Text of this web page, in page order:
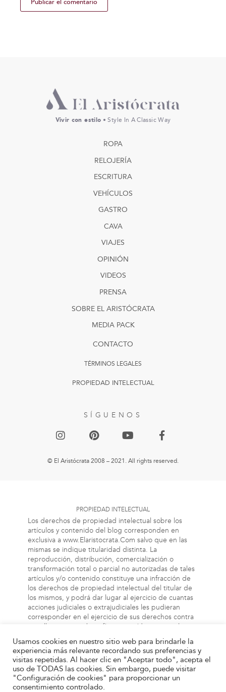
Vivir con estilo • Style In A Classic Way
ROPA
RELOJERÍA
ESCRITURA
VEHÍCULOS
GASTRO
CAVA
VIAJES
OPINIÓN
VIDEOS
PRENSA
SOBRE EL ARISTÓCRATA
MEDIA PACK
SÍGUENOS
© El Aristócrata 2008 – 2021. All rights reserved.
PROPIEDAD INTELECTUAL
TÉRMINOS LEGALES
CONTACTO
PROPIEDAD INTELECTUAL
Los derechos de propiedad intelectual sobre los
artículos y contenido del blog corresponden en
exclusiva a www.Elaristocrata.Com salvo que en las
mismas se indique titularidad distinta. La
reproducción, distribución, comercialización o
transformación total o parcial no autorizadas de tales
artículos y/o contenido constituye una infracción de
los derechos de propiedad intelectual del titular de
los mismos, y podrá dar lugar al ejercicio de cuantas
acciones judiciales o extrajudiciales les pudieran
corresponder en el ejercicio de sus derechos contra
aquellas personas bien físicas o jurídicas que vulneren
o perjudiquen los referidos derechos. Asimismo, la
información a la cual el usuario puede acceder a
través de este blog, puede estar protegida por
derechos de propiedad industrial, intelectual o de
otra índole. El propietario de este blog no será
responsable en ningún caso y bajo ningún concepto
Usamos cookies en nuestro sitio web para brindarle la
experiencia más relevante recordando sus preferencias y
visitas repetidas. Al hacer clic en "Aceptar todo", acepta el
uso de TODAS las cookies. Sin embargo, puede visitar
"Configuración de cookies" para proporcionar un
consentimiento controlado.